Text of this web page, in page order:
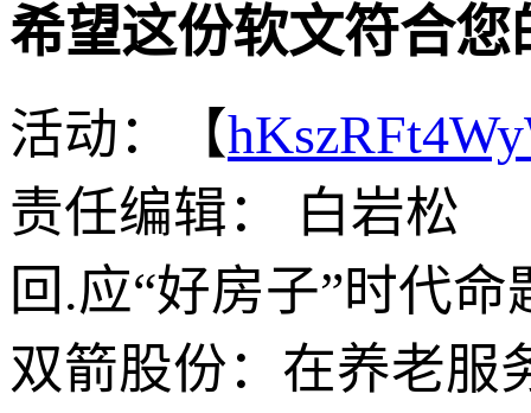
希望这份软文符合您
活动：【
责任编辑： 白岩松
回.应“好房子”时代
双箭股份：在养老